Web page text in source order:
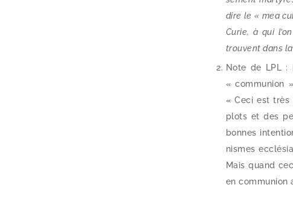
dire le « mea
Curie, à qui
trouvent dans
Note de LPL :
« com­mu­nion
« Ceci est très
plots et des
bonnes
nismes
Mais quand
en com­mu­nion